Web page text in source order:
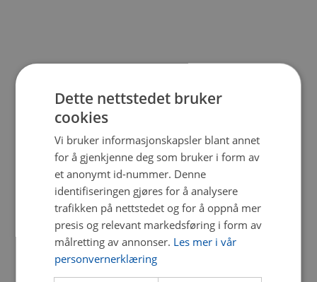
Dette nettstedet bruker
cookies
Vi bruker informasjonskapsler blant annet
for å gjenkjenne deg som bruker i form av
et anonymt id-nummer. Denne
identifiseringen gjøres for å analysere
trafikken på nettstedet og for å oppnå mer
presis og relevant markedsføring i form av
målretting av annonser. Les mer i vår
personvernerklæring